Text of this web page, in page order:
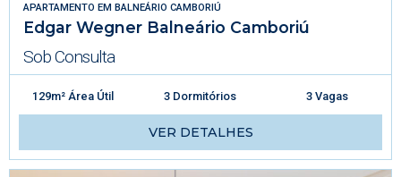
APARTAMENTO EM BALNEÁRIO CAMBORIÚ
Edgar Wegner Balneário Camboriú
Sob Consulta
129m² Área Útil 3 Dormitórios 3 Vagas
VER DETALHES